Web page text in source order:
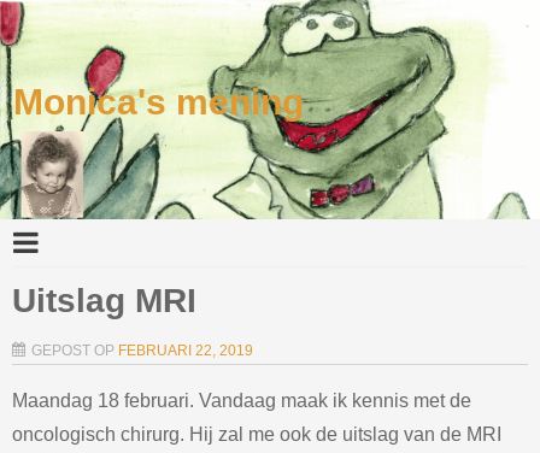
Monica's mening
Uitslag MRI
GEPOST OP FEBRUARI 22, 2019
Maandag 18 februari. Vandaag maak ik kennis met de
oncologisch chirurg. Hij zal me ook de uitslag van de MRI